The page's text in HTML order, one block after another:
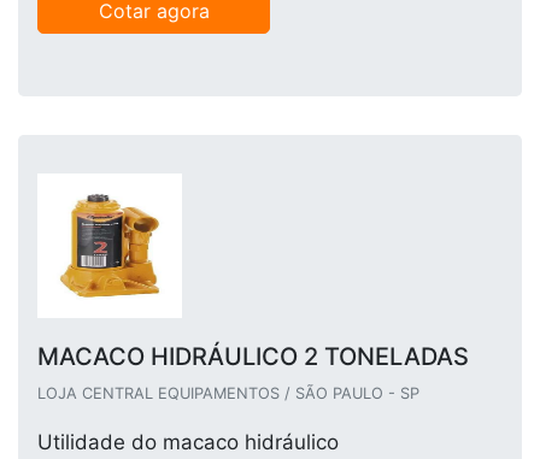
Cotar agora
MACACO HIDRÁULICO 2 TONELADAS
LOJA CENTRAL EQUIPAMENTOS / SÃO PAULO - SP
Utilidade do macaco hidráulico